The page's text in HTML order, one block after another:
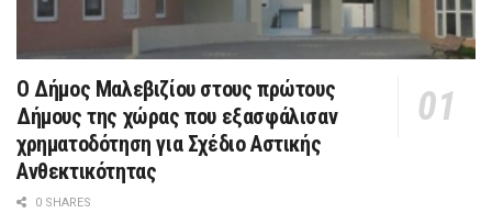
Ο Δήμος Μαλεβιζίου στους πρώτους
Δήμους της χώρας που εξασφάλισαν
χρηματοδότηση για Σχέδιο Αστικής
Ανθεκτικότητας
0 SHARES